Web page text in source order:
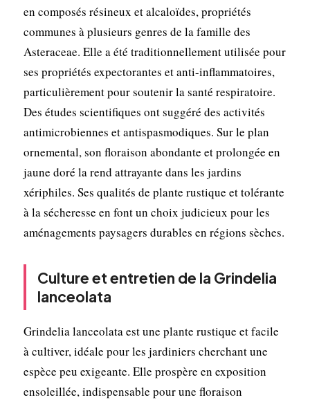
en composés résineux et alcaloïdes, propriétés
communes à plusieurs genres de la famille des
Asteraceae. Elle a été traditionnellement utilisée pour
ses propriétés expectorantes et anti-inflammatoires,
particulièrement pour soutenir la santé respiratoire.
Des études scientifiques ont suggéré des activités
antimicrobiennes et antispasmodiques. Sur le plan
ornemental, son floraison abondante et prolongée en
jaune doré la rend attrayante dans les jardins
xériphiles. Ses qualités de plante rustique et tolérante
à la sécheresse en font un choix judicieux pour les
aménagements paysagers durables en régions sèches.
Culture et entretien de la Grindelia
lanceolata
Grindelia lanceolata est une plante rustique et facile
à cultiver, idéale pour les jardiniers cherchant une
espèce peu exigeante. Elle prospère en exposition
ensoleillée, indispensable pour une floraison